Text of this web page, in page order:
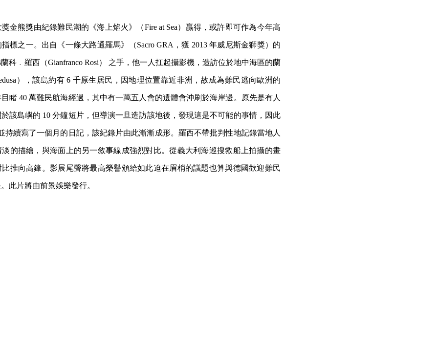
金熊獎由紀錄難民潮的《海上焰火》（Fire at Sea）贏得，或許即可作為今年高
標之一。出自《一條大路通羅馬》（Sacro GRA，獲 2013 年威尼斯金獅獎）的
科﹒羅西（Gianfranco Rosi） 之手，他一人扛起攝影機，造訪位於地中海區的蘭
），該島約有 6 千原生居民，因地理位置靠近非洲，故成為難民逃向歐洲的
睹 40 萬難民航海經過，其中有一萬五人會的遺體會沖刷於海岸邊。原先是有人
該島嶼的 10 分鐘短片，但導演一旦造訪該地後，發現這是不可能的事情，因此
持續寫了一個月的日記，該紀錄片由此漸漸成形。羅西不帶批判性地記錄當地人
的描繪，與海面上的另一敘事線成強烈對比。從義大利海巡搜救船上拍攝的畫
推向高鋒。影展尾聲將最高榮譽頒給如此迫在眉梢的議題也算與德國歡迎難民
此片將由前景娛樂發行。